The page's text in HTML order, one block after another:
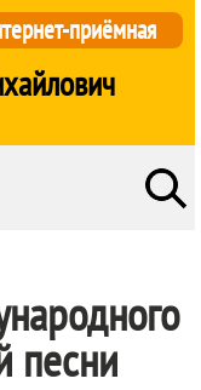
приёмная
песни